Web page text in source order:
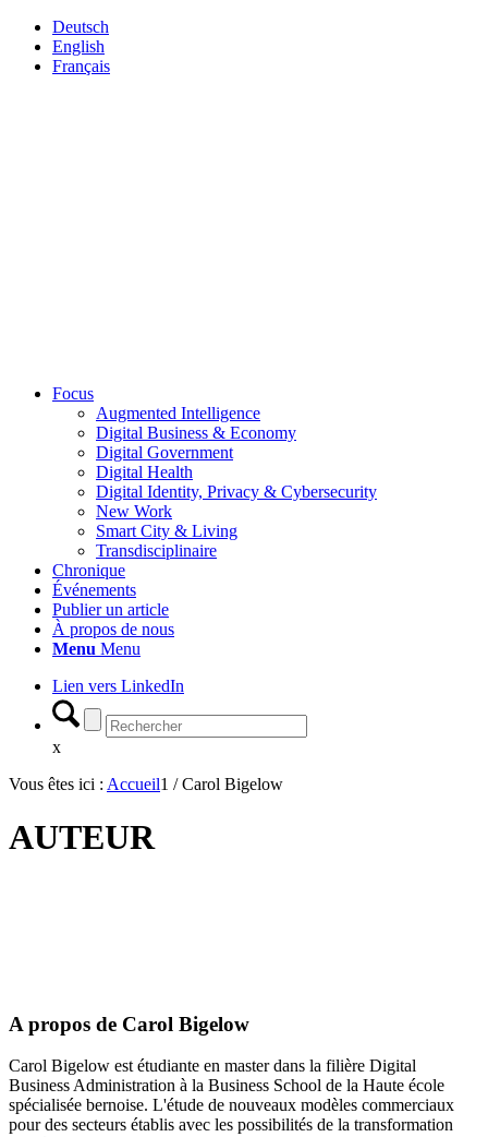
Deutsch
English
Français
Focus
Augmented Intelligence
Digital Business & Economy
Digital Government
Digital Health
Digital Identity, Privacy & Cybersecurity
New Work
Smart City & Living
Transdisciplinaire
Chronique
Événements
Publier un article
À propos de nous
Menu Menu
Lien vers LinkedIn
x
Vous êtes ici : Accueil1 / Carol Bigelow
AUTEUR
A propos de Carol Bigelow
Carol Bigelow est étudiante en master dans la filière Digital
Business Administration à la Business School de la Haute école
spécialisée bernoise. L'étude de nouveaux modèles commerciaux
pour des secteurs établis avec les possibilités de la transformation